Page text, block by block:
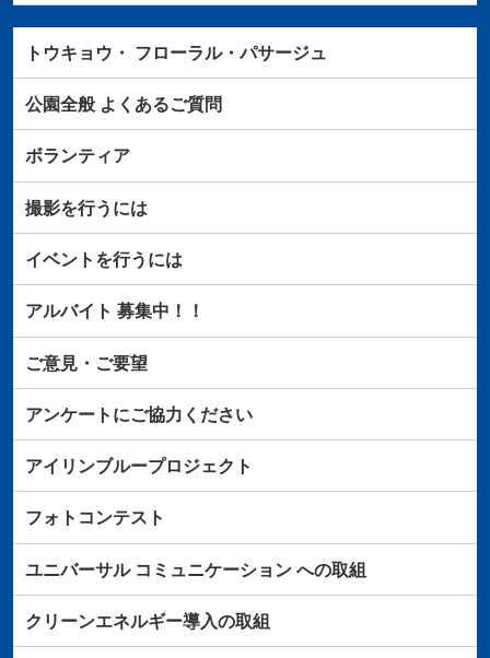
トウキョウ・ フローラル・パサージュ
公園全般よくあるご質問
ボランティア
撮影を行うには
イベントを行うには
アルバイト 募集中！！
ご意見・ご要望
アンケートにご協力ください
アイリンブループロジェクト
フォトコンテスト
ユニバーサルコミュニケーションへの取組
クリーンエネルギー導入の取組